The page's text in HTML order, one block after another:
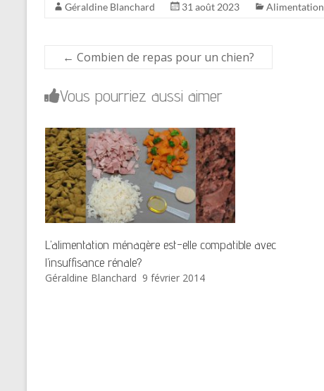
Géraldine Blanchard 31 août 2023 Alimentation
← Combien de repas pour un chien?
Vous pourriez aussi aimer
L’alimentation ménagère est-elle compatible avec
l’insuffisance rénale?
Géraldine Blanchard 9 février 2014